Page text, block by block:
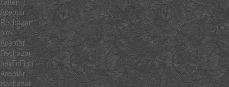
Aceptar
Rechazar
pick
Aceptar
Rechazar
hexToRgb
Aceptar
Rechazar